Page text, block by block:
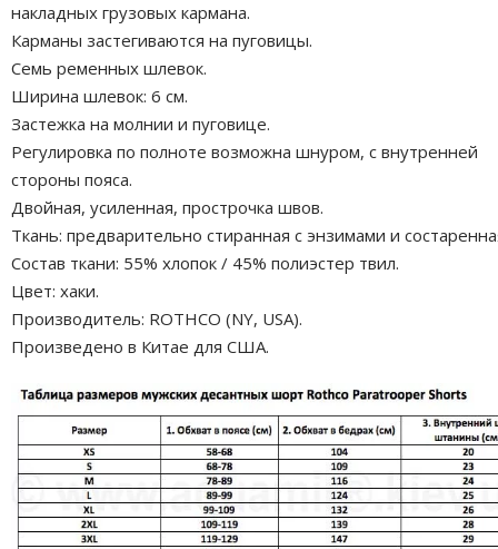
накладных грузовых кармана.
Карманы застегиваются на пуговицы.
Семь ременных шлевок.
Ширина шлевок: 6 см.
Застежка на молнии и пуговице.
Регулировка по полноте возможна шнуром, с внутренней
стороны пояса.
Двойная, усиленная, прострочка швов.
Ткань: предварительно стиранная с энзимами и
Состав ткани: 55% хлопок / 45% полиэстер твил.
Цвет: хаки.
Производитель: ROTHCO (NY, USA).
Произведено в Китае для США.